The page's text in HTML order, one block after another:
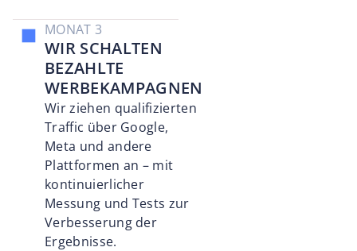
MONAT 3
WIR SCHALTEN
BEZAHLTE
WERBEKAMPAGNEN
Wir ziehen qualifizierten
Traffic über Google,
Meta und andere
Plattformen an – mit
kontinuierlicher
Messung und Tests zur
Verbesserung der
Ergebnisse.